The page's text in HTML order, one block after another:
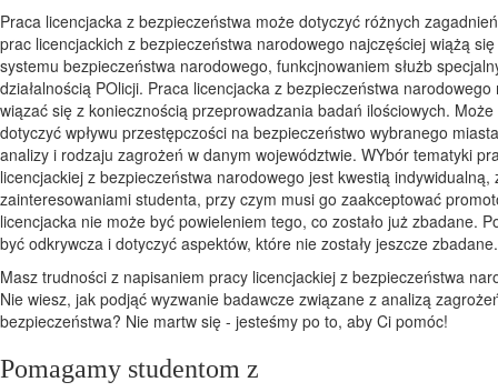
Praca licencjacka z bezpieczeństwa może dotyczyć różnych
prac licencjackich z bezpieczeństwa narodowego najczęściej wiążą
systemu bezpieczeństwa narodowego, funkcjnowaniem służb
działalnością POlicji. Praca licencjacka z bezpieczeństwa narodowego
wiązać się z koniecznością przeprowadzania badań ilościowych. Może
dotyczyć wpływu przestępczości na bezpieczeństwo wybranego
analizy i rodzaju zagrożeń w danym województwie. WYbór tematyki
licencjackiej z bezpieczeństwa narodowego jest kwestią indywidualną,
zainteresowaniami studenta, przy czym musi go zaakceptować
licencjacka nie może być powieleniem tego, co zostało już zbadane.
być odkrywcza i dotyczyć aspektów, które nie zostały jeszcze
Masz trudności z napisaniem pracy licencjackiej z bezpieczeństwa
Nie wiesz, jak podjąć wyzwanie badawcze związane z analizą
bezpieczeństwa? Nie martw się - jesteśmy po to, aby Ci pomóc!
Pomagamy studentom z